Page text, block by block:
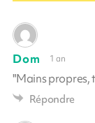
Dom 1 an
"Mains propres,
Répondre